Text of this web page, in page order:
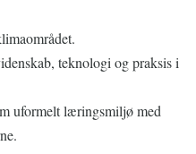
teknologi og praksis i
uformelt læringsmiljø med